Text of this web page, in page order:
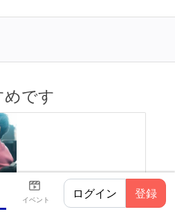
イベント ログイン 登録
コードのレビュー、DB・アーキ
問など）
ある
記載事項
間分
を適応している】
です
労働市場という大きな